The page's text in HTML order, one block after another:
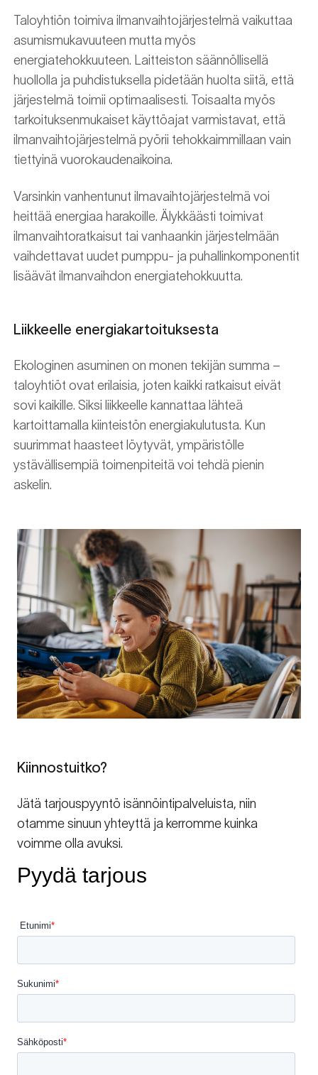
Taloyhtiön toimiva ilmanvaihtojärjestelmä vaikuttaa
asumismukavuuteen mutta myös
energiatehokkuuteen. Laitteiston säännöllisellä
huollolla ja puhdistuksella pidetään huolta siitä, että
järjestelmä toimii optimaalisesti. Toisaalta myös
tarkoituksenmukaiset käyttöajat varmistavat, että
ilmanvaihtojärjestelmä pyörii tehokkaimmillaan vain
tiettyinä vuorokaudenaikoina.
Varsinkin vanhentunut ilmavaihtojärjestelmä voi
heittää energiaa harakoille. Älykkäästi toimivat
ilmanvaihtoratkaisut tai vanhaankin järjestelmään
vaihdettavat uudet pumppu- ja puhallinkomponentit
lisäävät ilmanvaihdon energiatehokkuutta.
Liikkeelle energiakartoituksesta
Ekologinen asuminen on monen tekijän summa –
taloyhtiöt ovat erilaisia, joten kaikki ratkaisut eivät
sovi kaikille. Siksi liikkeelle kannattaa lähteä
kartoittamalla kiinteistön energiakulutusta. Kun
suurimmat haasteet löytyvät, ympäristölle
ystävällisempiä toimenpiteitä voi tehdä pienin
askelin.
Kiinnostuitko?
Jätä tarjouspyyntö isännöintipalveluista, niin
otamme sinuun yhteyttä ja kerromme kuinka
voimme olla avuksi.